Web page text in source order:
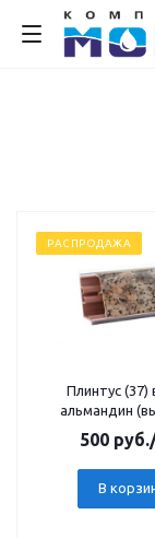
РАСПРОДАЖА
Плинтус (37)
альмандин
500 руб.
В